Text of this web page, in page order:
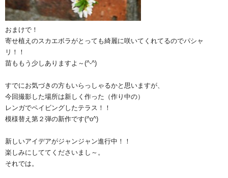
おまけで！
寄せ植えのスカエボラがとっても綺麗に咲いてくれてるのでパシャ
リ！！
苗ももう少しありますよ～(^-^)
すでにお気づきの方もいらっしゃるかと思いますが、
今回撮影した場所は新しく作った（作り中の）
レンガでペイビングしたテラス！！
模様替え第２弾の新作です(^o^)ゞ
新しいアイデアがジャンジャン進行中！！
楽しみにしててくださいまし～。
それでは。